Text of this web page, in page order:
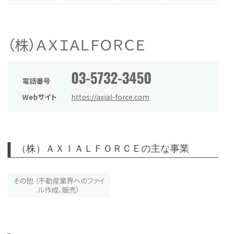
（株）ＡＸＩＡＬＦＯＲＣＥ
電話番号 03-5732-3450
Webサイト https://axial-force.com
（株）ＡＸＩＡＬＦＯＲＣＥの主な事業
その他 （不動産業界へのファイ
ル作成、販売）